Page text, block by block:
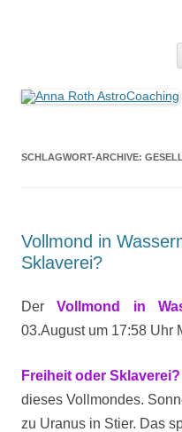
SCHLAGWORT-ARCHIVE:
Vollmond in
Sklaverei?
DerVollmond in
03.August um 17:58 Uhr
Freiheit oder Sklaverei?
dieses Vollmondes.
zu Uranus in Stier. Das